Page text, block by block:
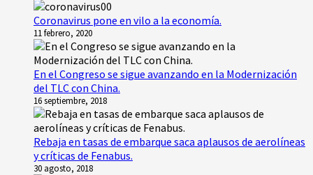
Coronavirus pone en vilo a la economía.
11 febrero, 2020
En el Congreso se sigue avanzando en la Modernización
del TLC con China.
16 septiembre, 2018
Rebaja en tasas de embarque saca aplausos de aerolíneas
y críticas de Fenabus.
30 agosto, 2018